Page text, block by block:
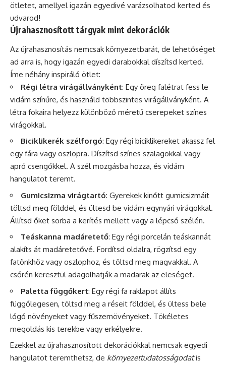
ötletet, amellyel igazán egyedivé varázsolhatod kerted és
udvarod!
Újrahasznosított tárgyak mint dekorációk
Az újrahasznosítás nemcsak környezetbarát, de lehetőséget
ad arra is, hogy igazán egyedi darabokkal díszítsd kerted.
Íme néhány inspiráló ötlet:
Régi létra virágállványként: Egy öreg falétrat fess le
vidám színűre, és használd többszintes virágállványként. A
létra fokaira helyezz különböző méretű cserepeket színes
virágokkal.
Biciklikerék szélforgó: Egy régi biciklikereket akassz fel
egy fára vagy oszlopra. Díszítsd színes szalagokkal vagy
apró csengőkkel. A szél mozgásba hozza, és vidám
hangulatot teremt.
Gumicsizma virágtartó: Gyerekek kinőtt gumicsizmáit
töltsd meg földdel, és ültesd be vidám egynyári virágokkal.
Állítsd őket sorba a kerítés mellett vagy a lépcső szélén.
Teáskanna madáretető: Egy régi porcelán teáskannát
alakíts át madáretetővé. Fordítsd oldalra, rögzítsd egy
fatönkhöz vagy oszlophoz, és töltsd meg magvakkal. A
csőrén keresztül adagolhatják a madarak az eleséget.
Paletta függőkert: Egy régi fa raklapot állíts
függőlegesen, töltsd meg a réseit földdel, és ültess bele
lógó növényeket vagy fűszernövényeket. Tökéletes
megoldás kis terekbe vagy erkélyekre.
Ezekkel az újrahasznosított dekorációkkal nemcsak egyedi
hangulatot teremthetsz, de környezettudatosságodatis